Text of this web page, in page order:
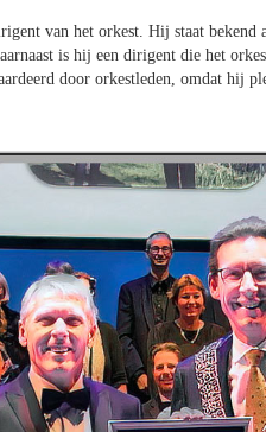
van het orkest. Hij staat
is hij een dirigent die het
door orkestleden, omdat hij